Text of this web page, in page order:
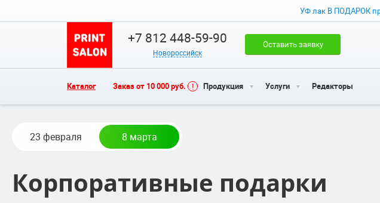
УФ лак В ПОДАРОК
+7 812 448-59-90
Новороссийск
Оставить заявку
Каталог Заказ от 10 000 руб. Продукция Услуги Редакторы
23 февраля 8 марта
Корпоративные подарки